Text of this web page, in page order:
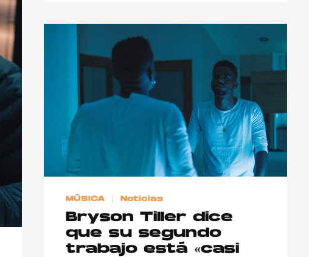
MÚSICA Noticias
Bryson Tiller dice
que su segundo
trabajo está «casi